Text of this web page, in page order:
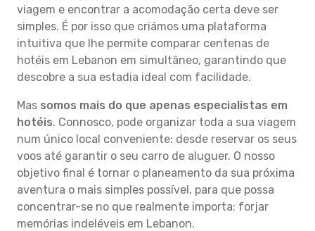
viagem e encontrar a acomodação certa deve ser
simples. É por isso que criámos uma plataforma
intuitiva que lhe permite comparar centenas de
hotéis em Lebanon em simultâneo, garantindo que
descobre a sua estadia ideal com facilidade.
Mas somos mais do que apenas especialistas em
hotéis. Connosco, pode organizar toda a sua viagem
num único local conveniente: desde reservar os seus
voos até garantir o seu carro de aluguer. O nosso
objetivo final é tornar o planeamento da sua próxima
aventura o mais simples possível, para que possa
concentrar-se no que realmente importa: forjar
memórias indeléveis em Lebanon.